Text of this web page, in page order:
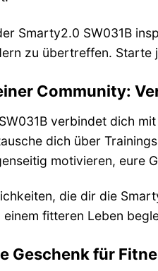
Smarty2.0 SW031B
zu übertreffen. Starte
Community:
verbindet dich
dich über
motivieren, eure
die dir die
einem fitteren Leben
Geschenk für